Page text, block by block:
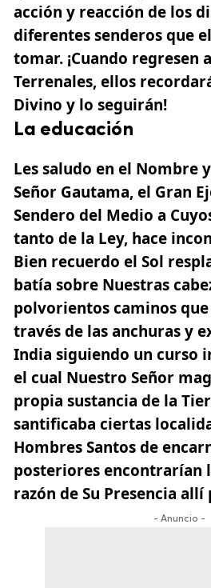
acción y reacción de los
diferentes senderos que
tomar. ¡Cuando regresen
Terrenales, ellos
Divino y lo seguirán!
La educación
Les saludo en el Nombre
Señor Gautama, el Gran
Sendero del Medio a
tanto de la Ley, hace
Bien recuerdo el Sol
batía sobre Nuestras
polvorientos caminos
través de las anchuras y
India siguiendo un curso
el cual Nuestro Señor
propia sustancia de la
santificaba ciertas
Hombres Santos de
posteriores encontrarían
razón de Su Presencia
- Anuncio -